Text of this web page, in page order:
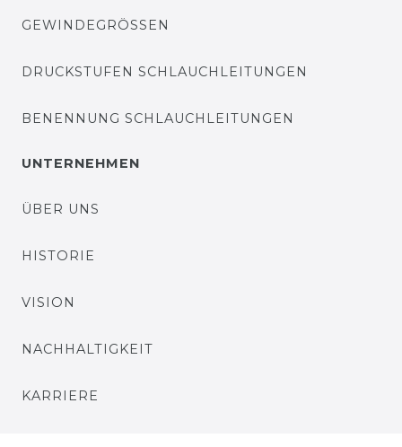
GEWINDEGRÖSSEN
DRUCKSTUFEN SCHLAUCHLEITUNGEN
BENENNUNG SCHLAUCHLEITUNGEN
UNTERNEHMEN
ÜBER UNS
HISTORIE
VISION
NACHHALTIGKEIT
KARRIERE